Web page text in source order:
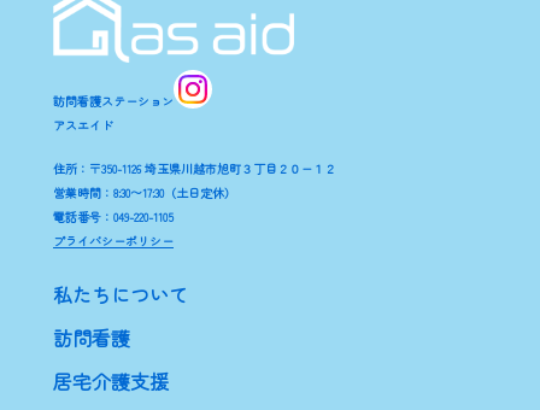
訪問看護ステーション
アスエイド
住所：〒350-1126 埼玉県川越市旭町３丁目２０−１２
営業時間：8:30〜17:30（土日定休）
電話番号：049-220-1105
プライバシーポリシー
私たちについて
訪問看護
居宅介護支援